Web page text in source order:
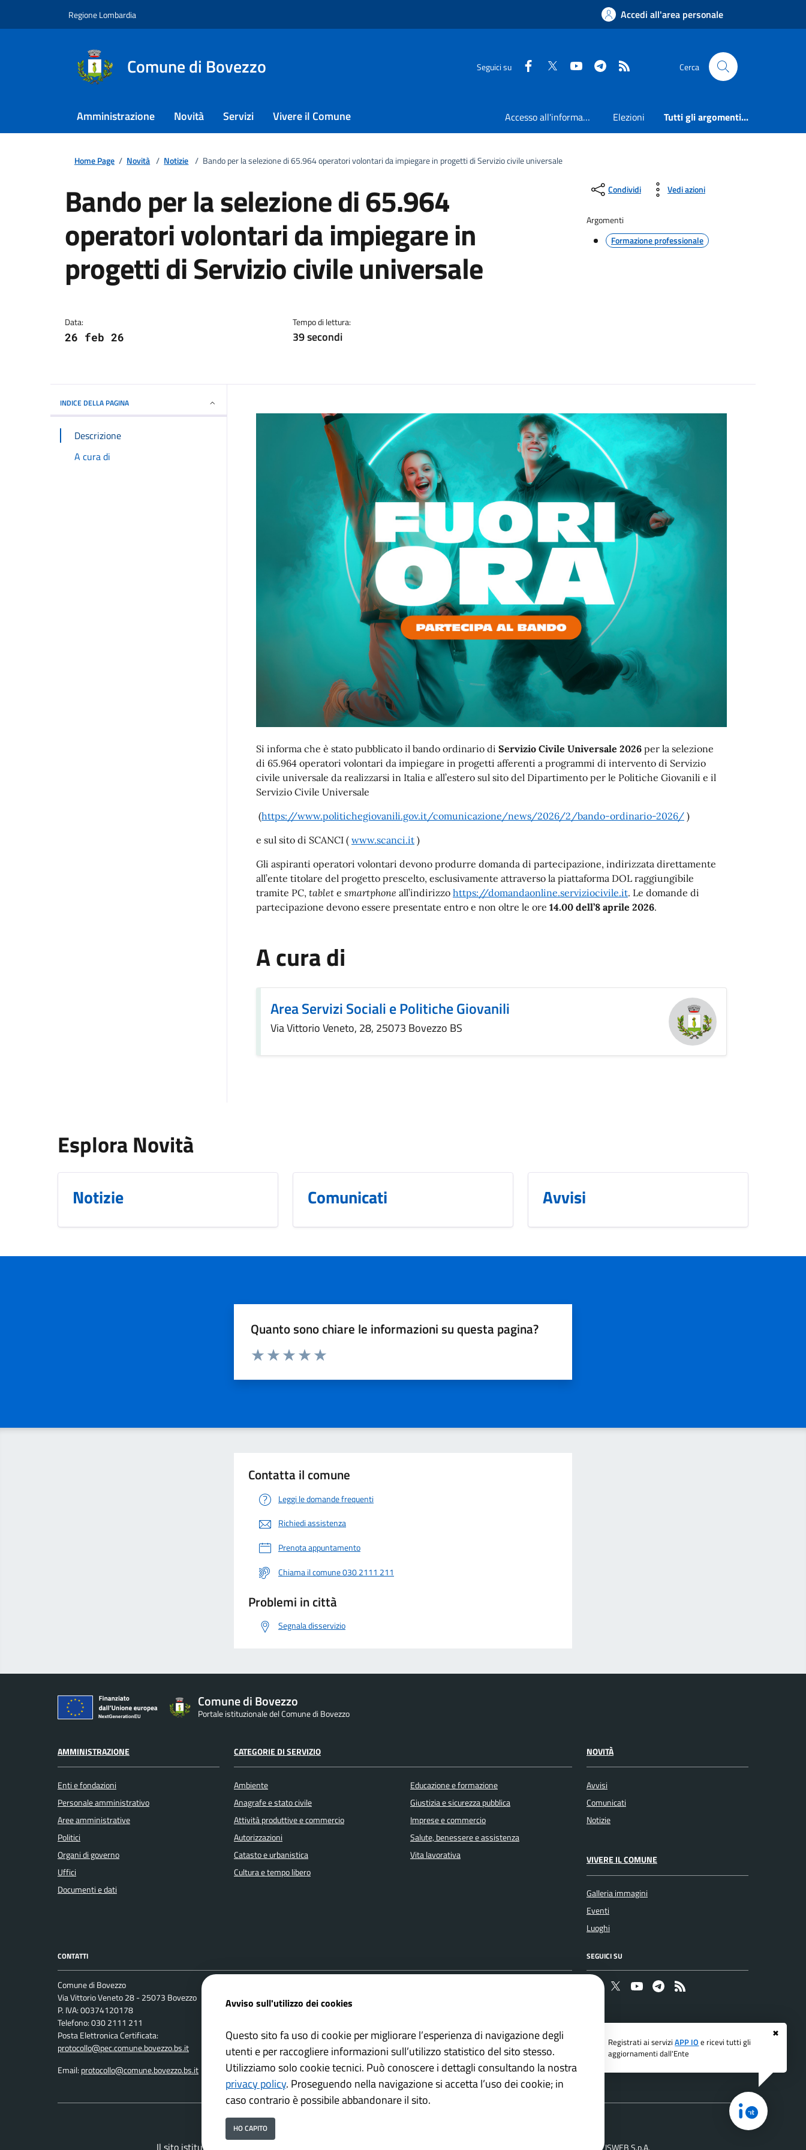
✖
Registrati ai serviziAPP IO e ricevi tutti gli
aggiornamenti dall'Ente
Regione Lombardia Accedi all'area personale
Comune di Bovezzo Seguici su Faceboook
Twitter YoutubeTelegram Cerca
Amministrazione Novità Servizi Vivere il Comune Accesso all'informazione Elezioni Tutti gli argomenti...
Home Page / Novità / Notizie / Bando per la selezione di 65.964 operatori volontari da impiegare in progetti di Servizio civile universale
Bando per la selezione di 65.964
operatori volontari da impiegare in
progetti di Servizio civile universale
Data:
26 feb 26
Tempo di lettura:
39 secondi
Condividi Vedi azioni
Argomenti
Formazione professionale
INDICE DELLA PAGINA
Descrizione
A cura di
Si informa che è stato pubblicato il bando ordinario di Servizio Civile Universale 2026 per la selezione
di 65.964 operatori volontari da impiegare in progetti afferenti a programmi di intervento di Servizio
civile universale da realizzarsi in Italia e all’estero sul sito del Dipartimento per le Politiche Giovanili e il
Servizio Civile Universale
(https://www.politichegiovanili.gov.it/comunicazione/news/2026/2/bando-ordinario-2026/ )
e sul sito di SCANCI ( www.scanci.it )
Gli aspiranti operatori volontari devono produrre domanda di partecipazione, indirizzata direttamente
all’ente titolare del progetto prescelto, esclusivamente attraverso la piattaforma DOL raggiungibile
tramite PC, tablet e smartphone all’indirizzo https://domandaonline.serviziocivile.it. Le domande di
partecipazione devono essere presentate entro e non oltre le ore 14.00 dell’8 aprile 2026.
A cura di
Area Servizi Sociali e Politiche Giovanili
Via Vittorio Veneto, 28, 25073 Bovezzo BS
Esplora Novità
Notizie Comunicati Avvisi
Quanto sono chiare le informazioni su questa pagina?
Valuta da 1 a 5 stelle la pagina
Contatta il comune
Leggi le domande frequenti
Richiedi assistenza
Prenota appuntamento
Chiama il comune 030 2111 211
Problemi in città
Segnala disservizio
Comune di Bovezzo
Portale istituzionale del Comune di Bovezzo
AMMINISTRAZIONE
Enti e fondazioni
Personale amministrativo
Aree amministrative
Politici
Organi di governo
Uffici
Documenti e dati
CATEGORIE DI SERVIZIO
Ambiente
Anagrafe e stato civile
Attività produttive e commercio
Autorizzazioni
Catasto e urbanistica
Cultura e tempo libero
Educazione e formazione
Giustizia e sicurezza pubblica
Imprese e commercio
Salute, benessere e assistenza
Vita lavorativa
NOVITÀ
Avvisi
Comunicati
Notizie
VIVERE IL COMUNE
Galleria immagini
Eventi
Luoghi
CONTATTI
Comune di Bovezzo
Via Vittorio Veneto 28 - 25073 Bovezzo
P. IVA: 00374120178
Telefono: 030 2111 211
Posta Elettronica Certificata:
protocollo@pec.comune.bovezzo.bs.it
Email: protocollo@comune.bovezzo.bs.it
Prenotazione appuntamento
Richiesta d'assistenza
Note Legali
Dichiarazione di accessibilità
SEGUICI SU
Faceboook
Twitter Youtube Telegram
Il sito istituzionale del Comune di Bovezzo è un progetto realizzato da di
Avviso sull'utilizzo dei cookies
Questo sito fa uso di cookie per migliorare l’esperienza di navigazione degli
utenti e per raccogliere informazioni sull’utilizzo statistico del sito stesso.
Utilizziamo solo cookie tecnici. Può conoscere i dettagli consultando la nostra
privacy policy. Proseguendo nella navigazione si accetta l’uso dei cookie; in
caso contrario è possibile abbandonare il sito.
HO CAPITO